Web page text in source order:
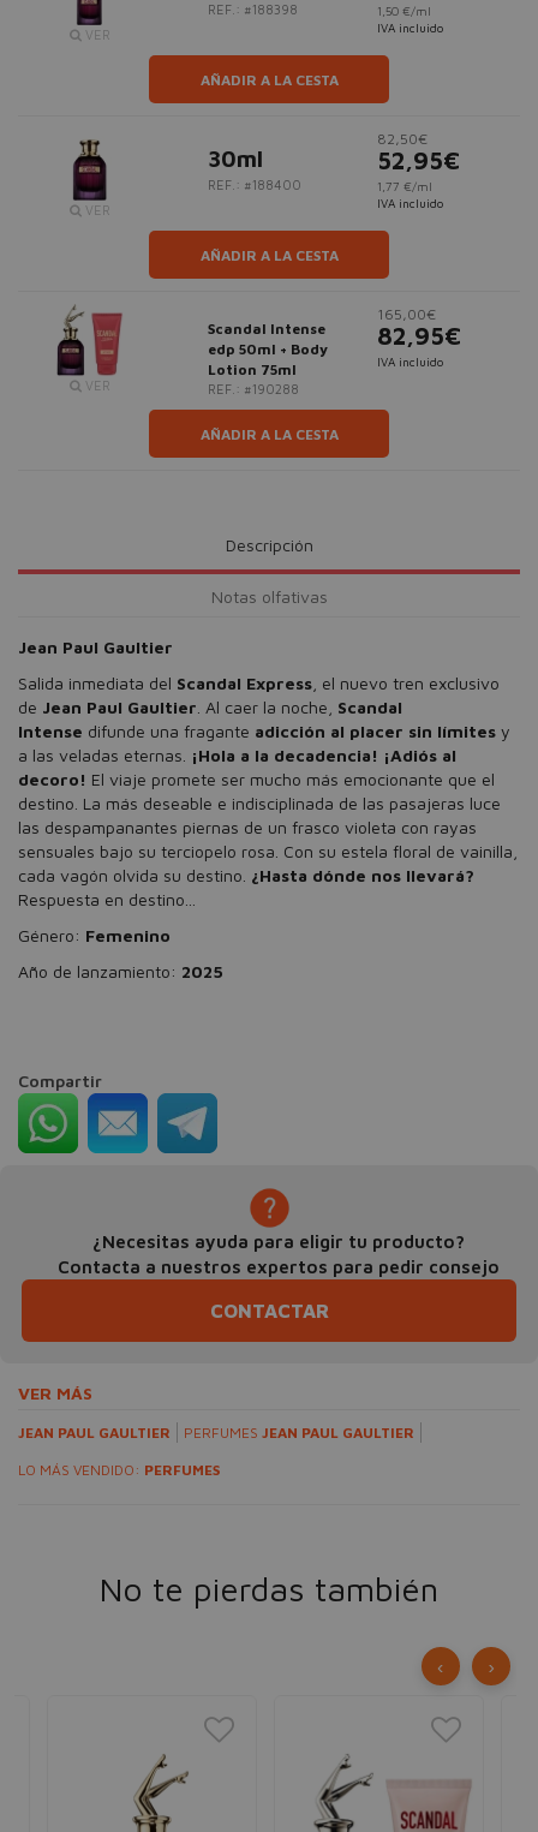
VER
REF.: #188398
1,50 €/ml
IVA incluido
AÑADIR A LA CESTA
VER
30ml
REF.: #188400
82,50€
52,95€
1,77 €/ml
IVA incluido
AÑADIR A LA CESTA
VER
Scandal Intense
edp 50ml + Body
Lotion 75ml
REF.: #190288
165,00€
82,95€
IVA incluido
AÑADIR A LA CESTA
Descripción
Notas olfativas
Jean Paul Gaultier
Salida inmediata del Scandal Express , el nuevo tren exclusivo
de Jean Paul Gaultier . Al caer la noche, Scandal
Intense difunde una fragante adicción al placer sin límites y
a las veladas eternas. ¡Hola a la decadencia! ¡Adiós al
decoro! El viaje promete ser mucho más emocionante que el
destino. La más deseable e indisciplinada de las pasajeras luce
las despampanantes piernas de un frasco violeta con rayas
sensuales bajo su terciopelo rosa. Con su estela floral de vainilla,
cada vagón olvida su destino. ¿Hasta dónde nos llevará?
Respuesta en destino...
Género: Femenino
Año de lanzamiento: 2025
Compartir
¿Necesitas ayuda para eligir tu producto?
Contacta a nuestros expertos para pedir consejo
CONTACTAR
VER MÁS
JEAN PAUL GAULTIER PERFUMES JEAN PAUL GAULTIER
LO MÁS VENDIDO: PERFUMES
No te pierdas también
‹ ›